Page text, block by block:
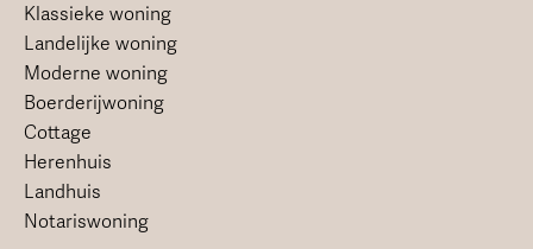
Klassieke woning
Landelijke woning
Moderne woning
Boerderijwoning
Cottage
Herenhuis
Landhuis
Notariswoning